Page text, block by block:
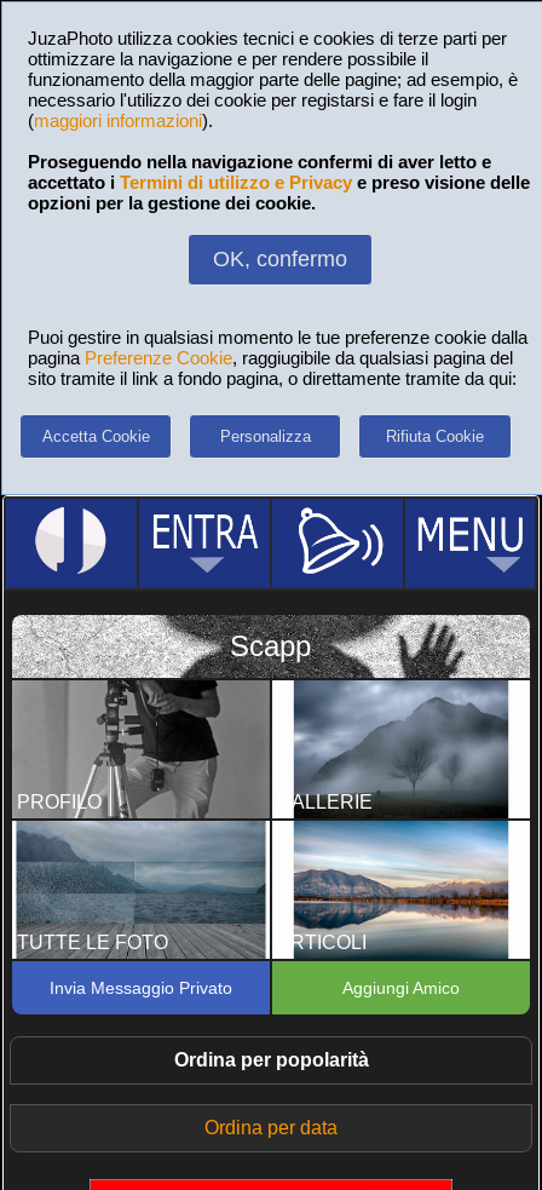
JuzaPhoto utilizza cookies tecnici e cookies di terze parti per
ottimizzare la navigazione e per rendere possibile il
funzionamento della maggior parte delle pagine; ad esempio, è
necessario l'utilizzo dei cookie per registarsi e fare il login
(maggiori informazioni).
Proseguendo nella navigazione confermi di aver letto e
accettato i Termini di utilizzo e Privacy e preso visione delle
opzioni per la gestione dei cookie.
OK, confermo
Puoi gestire in qualsiasi momento le tue preferenze cookie dalla
pagina Preferenze Cookie, raggiugibile da qualsiasi pagina del
sito tramite il link a fondo pagina, o direttamente tramite da qui:
Accetta Cookie Personalizza Rifiuta Cookie
Scapp
PROFILO GALLERIE
TUTTE LE FOTO ARTICOLI
Invia Messaggio Privato Aggiungi Amico
Ordina per popolarità
Ordina per data